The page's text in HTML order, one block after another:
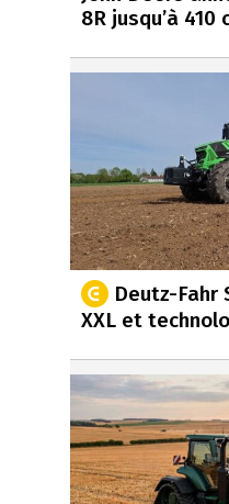
8R jusqu’à 410
Deutz-Fahr
XXL et